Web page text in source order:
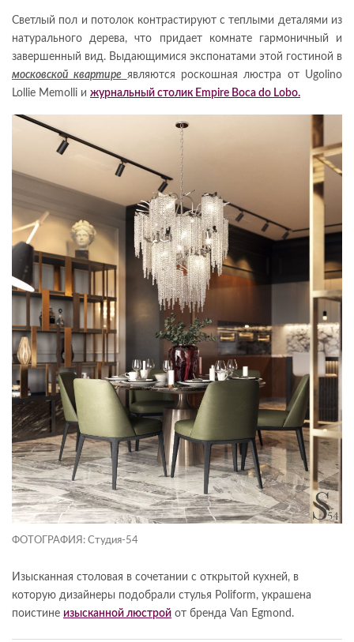
Светлый пол и потолок контрастируют с теплыми деталями из
натурального дерева, что придает комнате гармоничный и
завершенный вид. Выдающимися экспонатами этой гостиной в
московской квартире являются роскошная люстра от Ugolino
Lollie Memolli и журнальный столик Empire Boca do Lobo.
ФОТОГРАФИЯ: Студия-54
Изысканная столовая в сочетании с открытой кухней, в
которую дизайнеры подобрали стулья Poliform, украшена
поистине изысканной люстрой от бренда Van Egmond.